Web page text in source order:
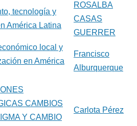
tecnología y
América Latina
ROSALBA
CASAS
GUERRER
local y
en América
Francisco
Alburquerque
CAMBIOS
Y CAMBIO
Carlota Pérez